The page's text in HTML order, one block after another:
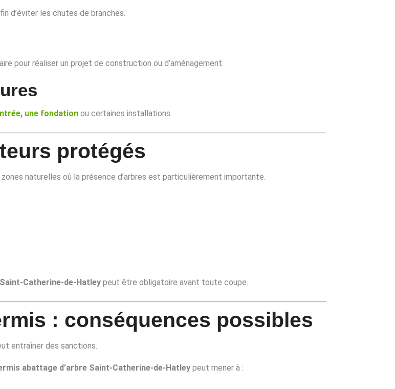
d’éviter les chutes de branches.
pour réaliser un projet de construction ou d’aménagement.
une fondation ou certaines installations.
protégés
naturelles où la présence d’arbres est particulièrement importante.
Catherine-de-Hatley peut être obligatoire avant toute coupe.
: conséquences possibles
entraîner des sanctions.
abattage d’arbre Saint-Catherine-de-Hatley peut mener à :